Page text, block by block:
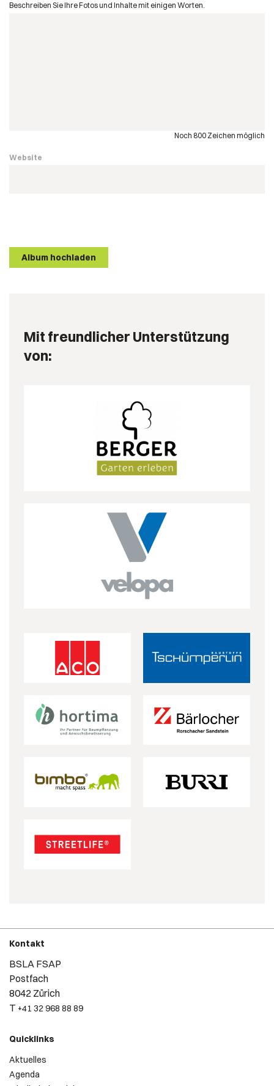
Beschreiben Sie Ihre Fotos und Inhalte mit einigen Worten.
Noch 800 Zeichen möglich
Website
Album hochladen
Mit freundlicher Unterstützung
von:
Kontakt
BSLA FSAP
Postfach
8042 Zürich
T +41 32 968 88 89
Quicklinks
Aktuelles
Agenda